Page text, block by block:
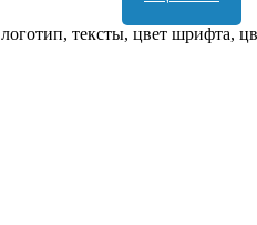
тексты, цвет шрифта,